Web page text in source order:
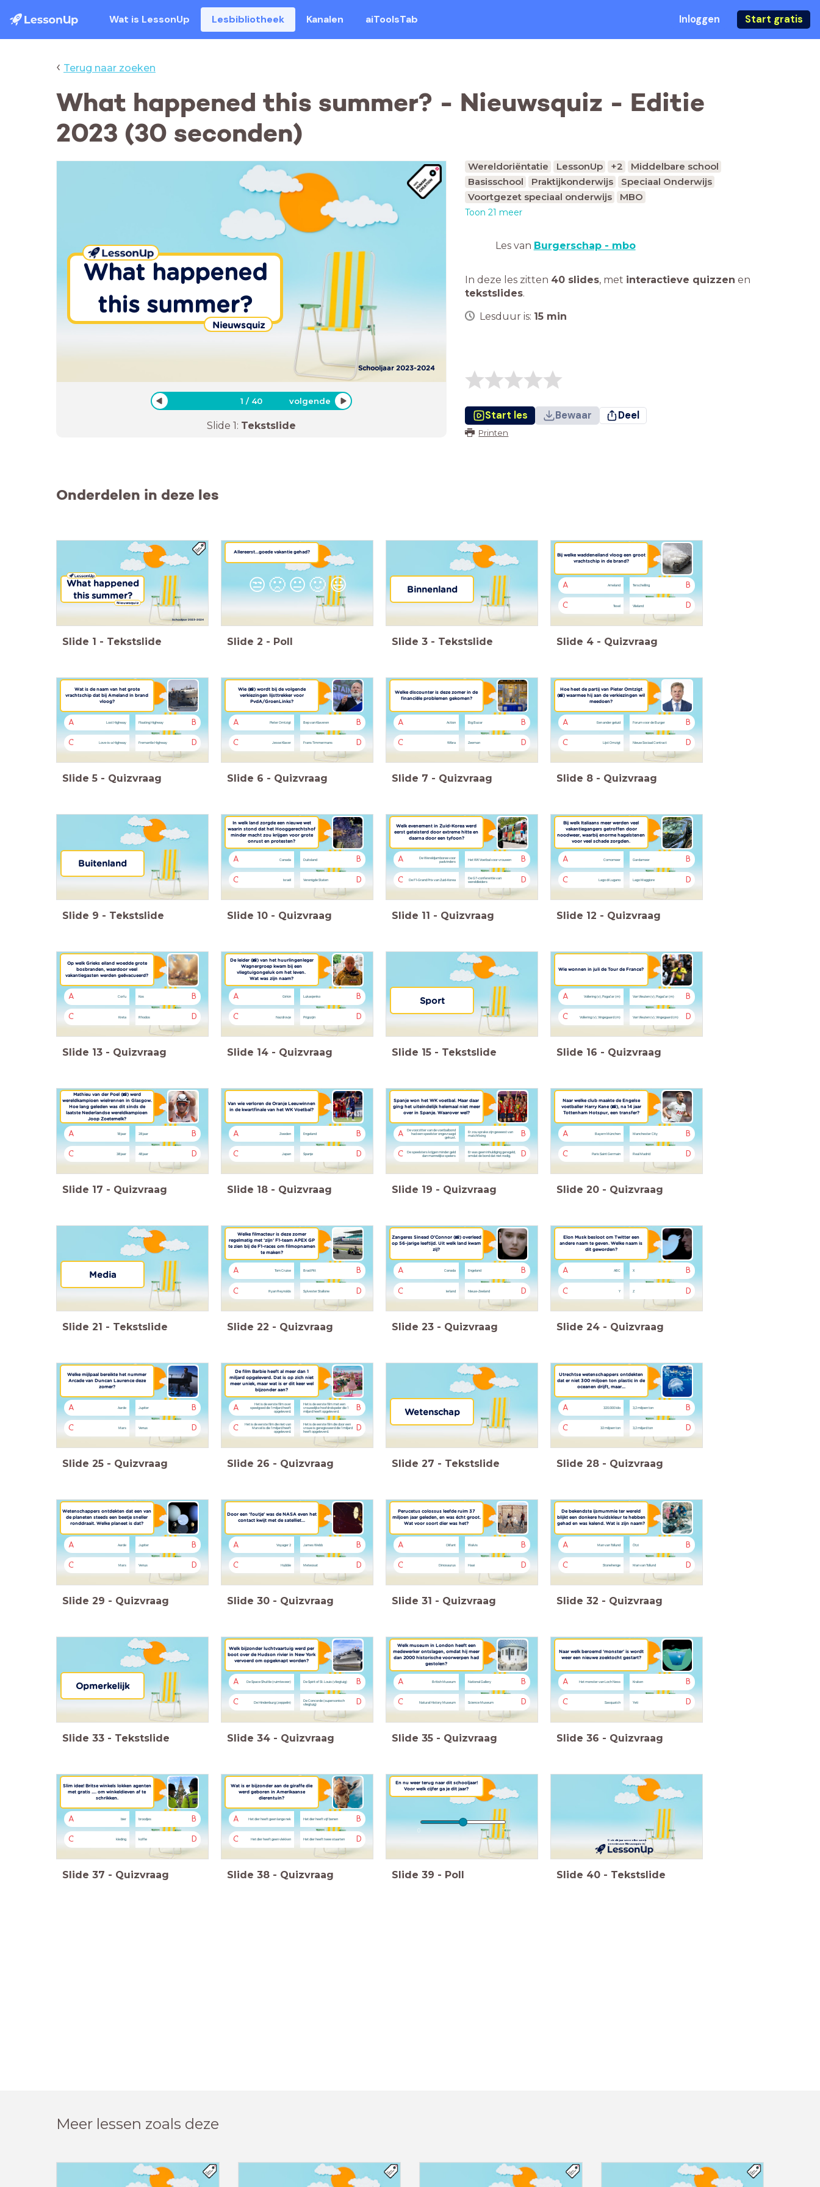
Wat is LessonUp Lesbibliotheek Kanalen aiToolsTab Inloggen Start gratis
‹ Terug naar zoeken
What happened this summer? - Nieuwsquiz - Editie
2023 (30 seconden)
What happened
this summer?
Nieuwsquiz
Schooljaar 2023-2024
1 / 40 volgende
Slide 1: Tekstslide
Wereldoriëntatie LessonUp +2
Middelbare school
Basisschool
Praktijkonderwijs
Speciaal Onderwijs
Voortgezet speciaal onderwijs
MBO
Toon 21 meer
Les van Burgerschap - mbo
In deze les zitten 40 slides, met interactieve quizzen en
tekstslides.
Lesduur is: 15 min
Start les Bewaar Deel
Printen
Onderdelen in deze les
What happened
this summer?
Nieuwsquiz
Schooljaar 2023-2024
Slide 1 - Tekstslide
Allereerst...goede vakantie gehad?
😒 🙁 😐 🙂😃
Slide 2 - Poll
Binnenland
Slide 3 - Tekstslide
Bij welke waddeneiland vloog een groot
vrachtschip in de brand?
A Ameland B
Terschelling
C Texel D
Vlieland
Slide 4 - Quizvraag
Wat is de naam van het grote
vrachtschip dat bij Ameland in brand
vloog?
A Lost Highway B
Floating Highway
C Love-is-a Highway D
Fremantle Highway
Slide 5 - Quizvraag
Wie (📸) wordt bij de volgende
verkiezingen lijsttrekker voor
PvdA/GroenLinks?
A Pieter Omtzigt B
Bep van Klaveren
C Jesse Klaver D
Frans Timmermans
Slide 6 - Quizvraag
Welke discounter is deze zomer in de
financiële problemen gekomen?
A Action B
Big Bazar
C Wibra D
Zeeman
Slide 7 - Quizvraag
Hoe heet de partij van Pieter Omtzigt
(📸) waarmee hij aan de verkiezingen wil
meedoen?
A Een ander geluid B
Forum voor de Burger
C Lijst Omzigt D
Nieuw Sociaal Contract
Slide 8 - Quizvraag
Buitenland
Slide 9 - Tekstslide
In welk land zorgde een nieuwe wet
waarin stond dat het Hooggerechtshof
minder macht zou krijgen voor grote
onrust en protesten?
A Canada B
Duitsland
C Israël D
Verenigde Staten
Slide 10 - Quizvraag
Welk evenement in Zuid-Korea werd
eerst geteisterd door extreme hitte en
daarna door een tyfoon?
A
De Wereldjamboree voor
padvinders
B
Het WK Voetbal voor vrouwen
C De F1-Grand Prix van Zuid-Korea D
De G7-conferentie van
wereldleiders
Slide 11 - Quizvraag
Bij welk Italiaans meer werden veel
vakantiegangers getroffen door
noodweer, waarbij enorme hagelstenen
voor veel schade zorgden.
A Comomeer B
Gardameer
C Lago di Lugano D
Lago Maggiore
Slide 12 - Quizvraag
Op welk Grieks eiland woedde grote
bosbranden, waardoor veel
vakantiegasten werden geëvacueerd?
A Corfu B
Kos
C Kreta D
Rhodos
Slide 13 - Quizvraag
De leider (📸) van het huurlingenleger
Wagnergroep kwam bij een
vliegtuigongeluk om het leven.
Wat was zijn naam?
A Girkin B
Lukasjenko
C Nazdrovje D
Prigozjin
Slide 14 - Quizvraag
Sport
Slide 15 - Tekstslide
Wie wonnen in juli de Tour de France?
A Vollering (v), Pogačar (m) B
Van Vleuten (v), Pogačar (m)
C Vollering (v), Vingegaard (m) D
Van Vleuten (v), Vingegaard (m)
Slide 16 - Quizvraag
Mathieu van der Poel (📸) werd
wereldkampioen wielrennen in Glasgow.
Hoe lang geleden was dit sinds de
laatste Nederlandse wereldkampioen
Joop Zoetemelk?
A 18 jaar B
28 jaar
C 38 jaar D
48 jaar
Slide 17 - Quizvraag
Van wie verloren de Oranje Leeuwinnen
in de kwartfinale van het WK Voetbal?
A Zweden B
Engeland
C Japan D
Spanje
Slide 18 - Quizvraag
Spanje won het WK voetbal. Maar daar
ging het uiteindelijk helemaal niet meer
over in Spanje. Waarover wel?
A
De voorzitter van de voetbalbond
had een speelster ongevraagd
gekust.
B
Er zou sprake zijn geweest van
matchfixing
C
De speelsters krijgen minder geld
dan mannelijke spelers
D
Er was geen inhuldiging geregeld,
omdat de bond dat niet nodig.
Slide 19 - Quizvraag
Naar welke club maakte de Engelse
voetballer Harry Kane (📸), na 14 jaar
Tottenham Hotspur, een transfer?
A Bayern München B
Manchester City
C Paris Saint Germain D
Real Madrid
Slide 20 - Quizvraag
Media
Slide 21 - Tekstslide
Welke filmacteur is deze zomer
regelmatig met ‘zijn’ F1-team APEX GP
te zien bij de F1-races om filmopnamen
te maken?
A Tom Cruise B
Brad Pitt
C Ryan Reynolds D
Sylvester Stallone
Slide 22 - Quizvraag
Zangeres Sinead O'Connor (📸) overleed
op 56-jarige leeftijd. Uit welk land kwam
zij?
A Canada B
Engeland
C Ierland D
Nieuw-Zeeland
Slide 23 - Quizvraag
Elon Musk besloot om Twitter een
andere naam te geven.Welke naam is
dit geworden?
A ABC B
X
C Y D
Z
Slide 24 - Quizvraag
Welke mijlpaal bereikte het nummer
Arcade van Duncan Laurence deze
zomer?
A Aarde B
Jupiter
C Mars D
Venus
Slide 25 - Quizvraag
De film Barbie heeft al meer dan 1
miljard opgeleverd. Dat is op zich niet
meer uniek, maar wat is er dit keer wel
bijzonder aan?
A
Het is de eerste film over
speelgoed die 1 miljard heeft
opgeleverd.
B
Het is de eerste film met een
vrouwelijke hoofdrolspeler die 1
miljard heeft opgeleverd.
C
Het is de eerste film die niet van
Marvel is die 1 miljard heeft
opgeleverd.
D
Het is de eerste film die door een
vrouw is geregisseerd die 1 miljard
heeft opgeleverd.
Slide 26 - Quizvraag
Wetenschap
Slide 27 - Tekstslide
Utrechtse wetenschappers ontdekten
dat er niet 300 miljoen ton plastic in de
oceanen drijft, maar...
A 320.000 kilo B
3,2 miljoen ton
C 32 miljoen ton D
3,2 miljard ton
Slide 28 - Quizvraag
Wetenschappers ontdekten dat een van
de planeten steeds een beetje sneller
ronddraait. Welke planeet is dat?
A Aarde B
Jupiter
C Mars D
Venus
Slide 29 - Quizvraag
Door een 'foutje' was de NASA even het
contact kwijt met de satelliet...
A Voyager 2 B
James Webb
C Hubble D
Meteosat
Slide 30 - Quizvraag
Perucetus colossus leefde ruim 37
miljoen jaar geleden, en was écht groot.
Wat voor soort dier was het?
A Olifant B
Walvis
C Dinosaurus D
Haai
Slide 31 - Quizvraag
De bekendste ijsmummie ter wereld
blijkt een donkere huidskleur te hebben
gehad en was kalend. Wat is zijn naam?
A Man van Tollund B
Ötzi
C Stonehenge D
Man van Tollund
Slide 32 - Quizvraag
Opmerkelijk
Slide 33 - Tekstslide
Welk bijzonder luchtvaartuig werd per
boot over de Hudson rivier in New York
vervoerd om opgeknapt worden?
A De Space Shuttle (ruimteveer) B
De Spirit of St. Louis (vliegtuig)
C De Hindenburg (zeppelin) D
De Concorde (supersonisch
vliegtuig)
Slide 34 - Quizvraag
Welk museum in London heeft een
medewerker ontslagen, omdat hij meer
dan 2000 historische voorwerpen had
gestolen?
A British Museum B
National Gallery
C Natural History Museum D
Science Museum
Slide 35 - Quizvraag
Naar welk beroemd ‘monster’ is wordt
weer een nieuwe zoektocht gestart?
A Het monster van Loch Ness B
Kraken
C Sasquatch D
Yeti
Slide 36 - Quizvraag
Slim idee! Britse winkels lokken agenten
met gratis …. om winkeldieven af te
schrikken.
A bier B
broodjes
C kleding D
koffie
Slide 37 - Quizvraag
Wat is er bijzonder aan de giraffe die
werd geboren in Amerikaanse
dierentuin?
A Het dier heeft geen lange nek B
Het dier heeft vijf benen
C Het dier heeft geen vlekken D
Het dier heeft twee staarten
Slide 38 - Quizvraag
En nu weer terug naar dit schooljaar!
Voor welk cijfer ga je dit jaar?
0 10
Slide 39 - Poll
Ook dit jaar weer elke week
een nieuwe Nieuwsquiz in
Slide 40 - Tekstslide
Meer lessen zoals deze